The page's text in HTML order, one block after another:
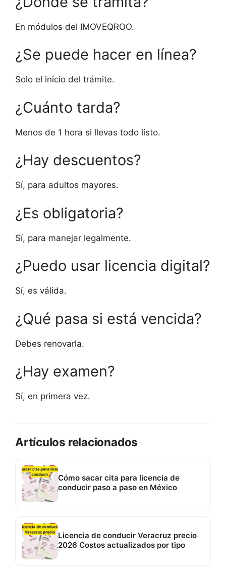
En módulos del IMOVEQROO.
¿Se puede hacer en línea?
Solo el inicio del trámite.
¿Cuánto tarda?
Menos de 1 hora si llevas todo listo.
¿Hay descuentos?
Sí, para adultos mayores.
¿Es obligatoria?
Sí, para manejar legalmente.
¿Puedo usar licencia digital?
Sí, es válida.
¿Qué pasa si está vencida?
Debes renovarla.
¿Hay examen?
Sí, en primera vez.
Artículos relacionados
Cómo sacar cita para licencia de
conducir paso a paso en México
Licencia de conducir Veracruz precio
2026 Costos actualizados por tipo